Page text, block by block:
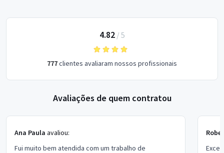
4.82/ 5
777clientes avaliaram nossos profissionais
Avaliações de quem contratou
Ana Paula avaliou:
Fui muito bem atendida com um trabalho de